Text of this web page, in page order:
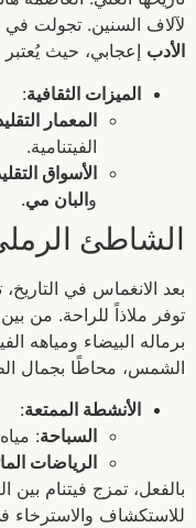
لآلاف السنين. تجولت في
الأدب إعجابي، حيث
الميزات الثقافية:
المعمار
الفيتنامية.
الأسواق
والبان مي.
الشاطئ
بعد الانغماس في
توفر ملاذاً للراحة. من
برماله البيضاء ومياهه
الشمس، محاطًا بجمال
الأنشطة الممتعة:
السباحة:
الرياضات
بالفعل، تمزج فيتنام بين
للاستكشاف والاسترخاء